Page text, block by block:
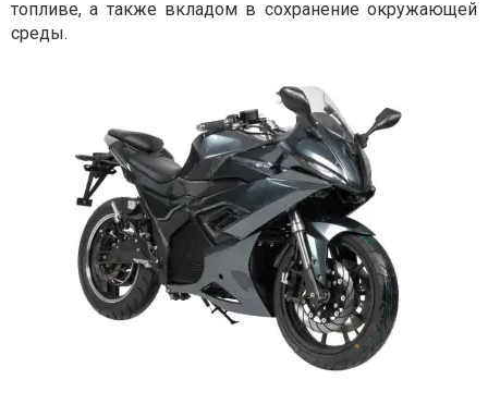
топливе, а также вкладом в сохранение окружающей
среды.